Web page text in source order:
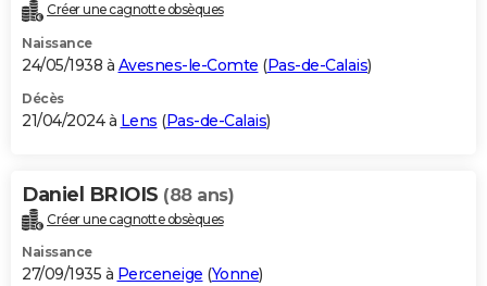
Créer une cagnotte obsèques
Naissance
24/05/1938 à Avesnes-le-Comte (Pas-de-Calais)
Décès
21/04/2024 à Lens (Pas-de-Calais)
Daniel BRIOIS (88 ans)
Créer une cagnotte obsèques
Naissance
27/09/1935 à Perceneige (Yonne)